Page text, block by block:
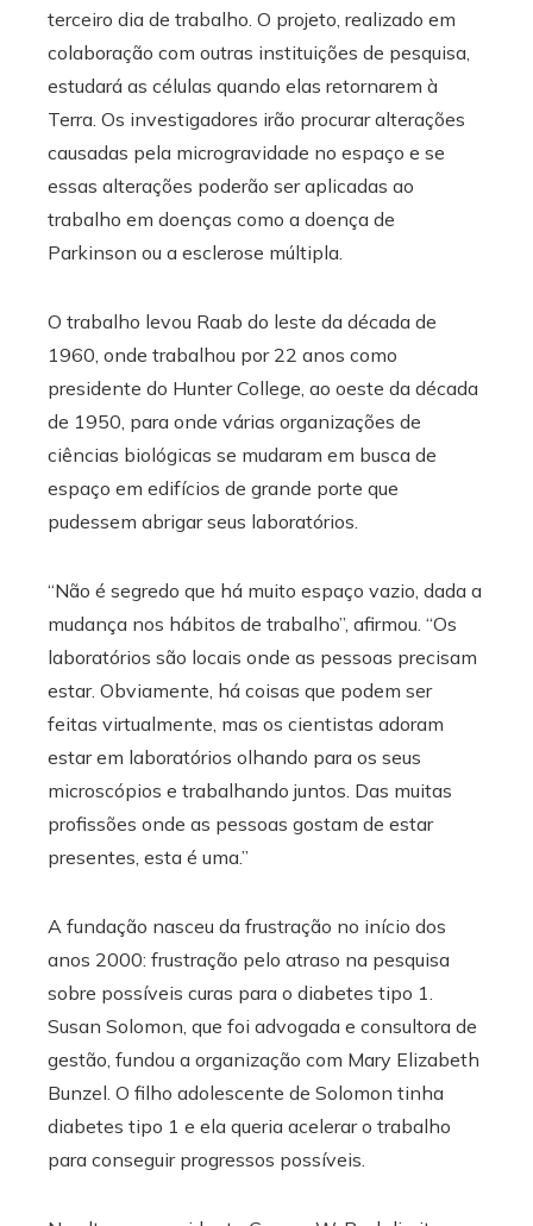
terceiro dia de trabalho. O projeto, realizado em
colaboração com outras instituições de pesquisa,
estudará as células quando elas retornarem à
Terra. Os investigadores irão procurar alterações
causadas pela microgravidade no espaço e se
essas alterações poderão ser aplicadas ao
trabalho em doenças como a doença de
Parkinson ou a esclerose múltipla.
O trabalho levou Raab do leste da década de
1960, onde trabalhou por 22 anos como
presidente do Hunter College, ao oeste da década
de 1950, para onde várias organizações de
ciências biológicas se mudaram em busca de
espaço em edifícios de grande porte que
pudessem abrigar seus laboratórios.
“Não é segredo que há muito espaço vazio, dada a
mudança nos hábitos de trabalho”, afirmou. “Os
laboratórios são locais onde as pessoas precisam
estar. Obviamente, há coisas que podem ser
feitas virtualmente, mas os cientistas adoram
estar em laboratórios olhando para os seus
microscópios e trabalhando juntos. Das muitas
profissões onde as pessoas gostam de estar
presentes, esta é uma.”
A fundação nasceu da frustração no início dos
anos 2000: frustração pelo atraso na pesquisa
sobre possíveis curas para o diabetes tipo 1.
Susan Solomon, que foi advogada e consultora de
gestão, fundou a organização com Mary Elizabeth
Bunzel. O filho adolescente de Solomon tinha
diabetes tipo 1 e ela queria acelerar o trabalho
para conseguir progressos possíveis.